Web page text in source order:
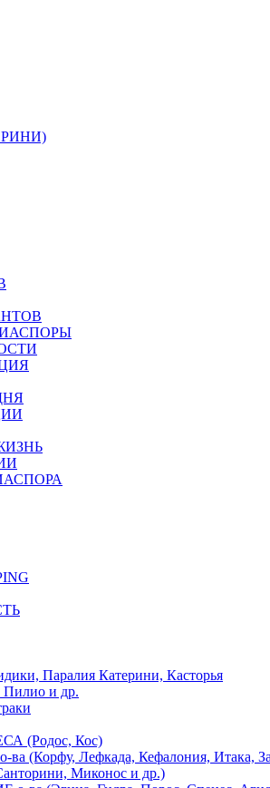
Паралия Катерини, Касторья
и др.
(Родос, Кос)
(Корфу, Лефкада, Кефалония, Итака,
Миконос и др.)